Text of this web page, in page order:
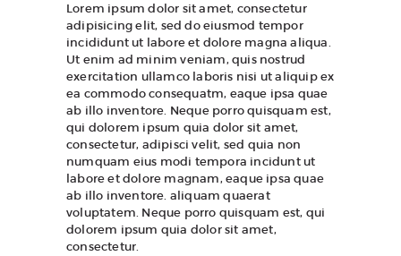
Lorem ipsum dolor sit amet, consectetur
adipisicing elit, sed do eiusmod tempor
incididunt ut labore et dolore magna aliqua.
Ut enim ad minim veniam, quis nostrud
exercitation ullamco laboris nisi ut aliquip ex
ea commodo consequatm, eaque ipsa quae
ab illo inventore. Neque porro quisquam est,
qui dolorem ipsum quia dolor sit amet,
consectetur, adipisci velit, sed quia non
numquam eius modi tempora incidunt ut
labore et dolore magnam, eaque ipsa quae
ab illo inventore. aliquam quaerat
voluptatem. Neque porro quisquam est, qui
dolorem ipsum quia dolor sit amet,
consectetur.